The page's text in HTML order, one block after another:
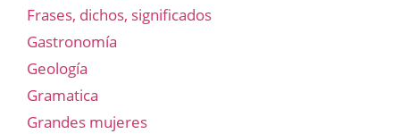
Frases, dichos, significados
Gastronomía
Geología
Gramatica
Grandes mujeres